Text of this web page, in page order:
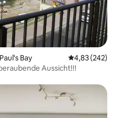
Bay
4,83 (242)
Aussicht!!!